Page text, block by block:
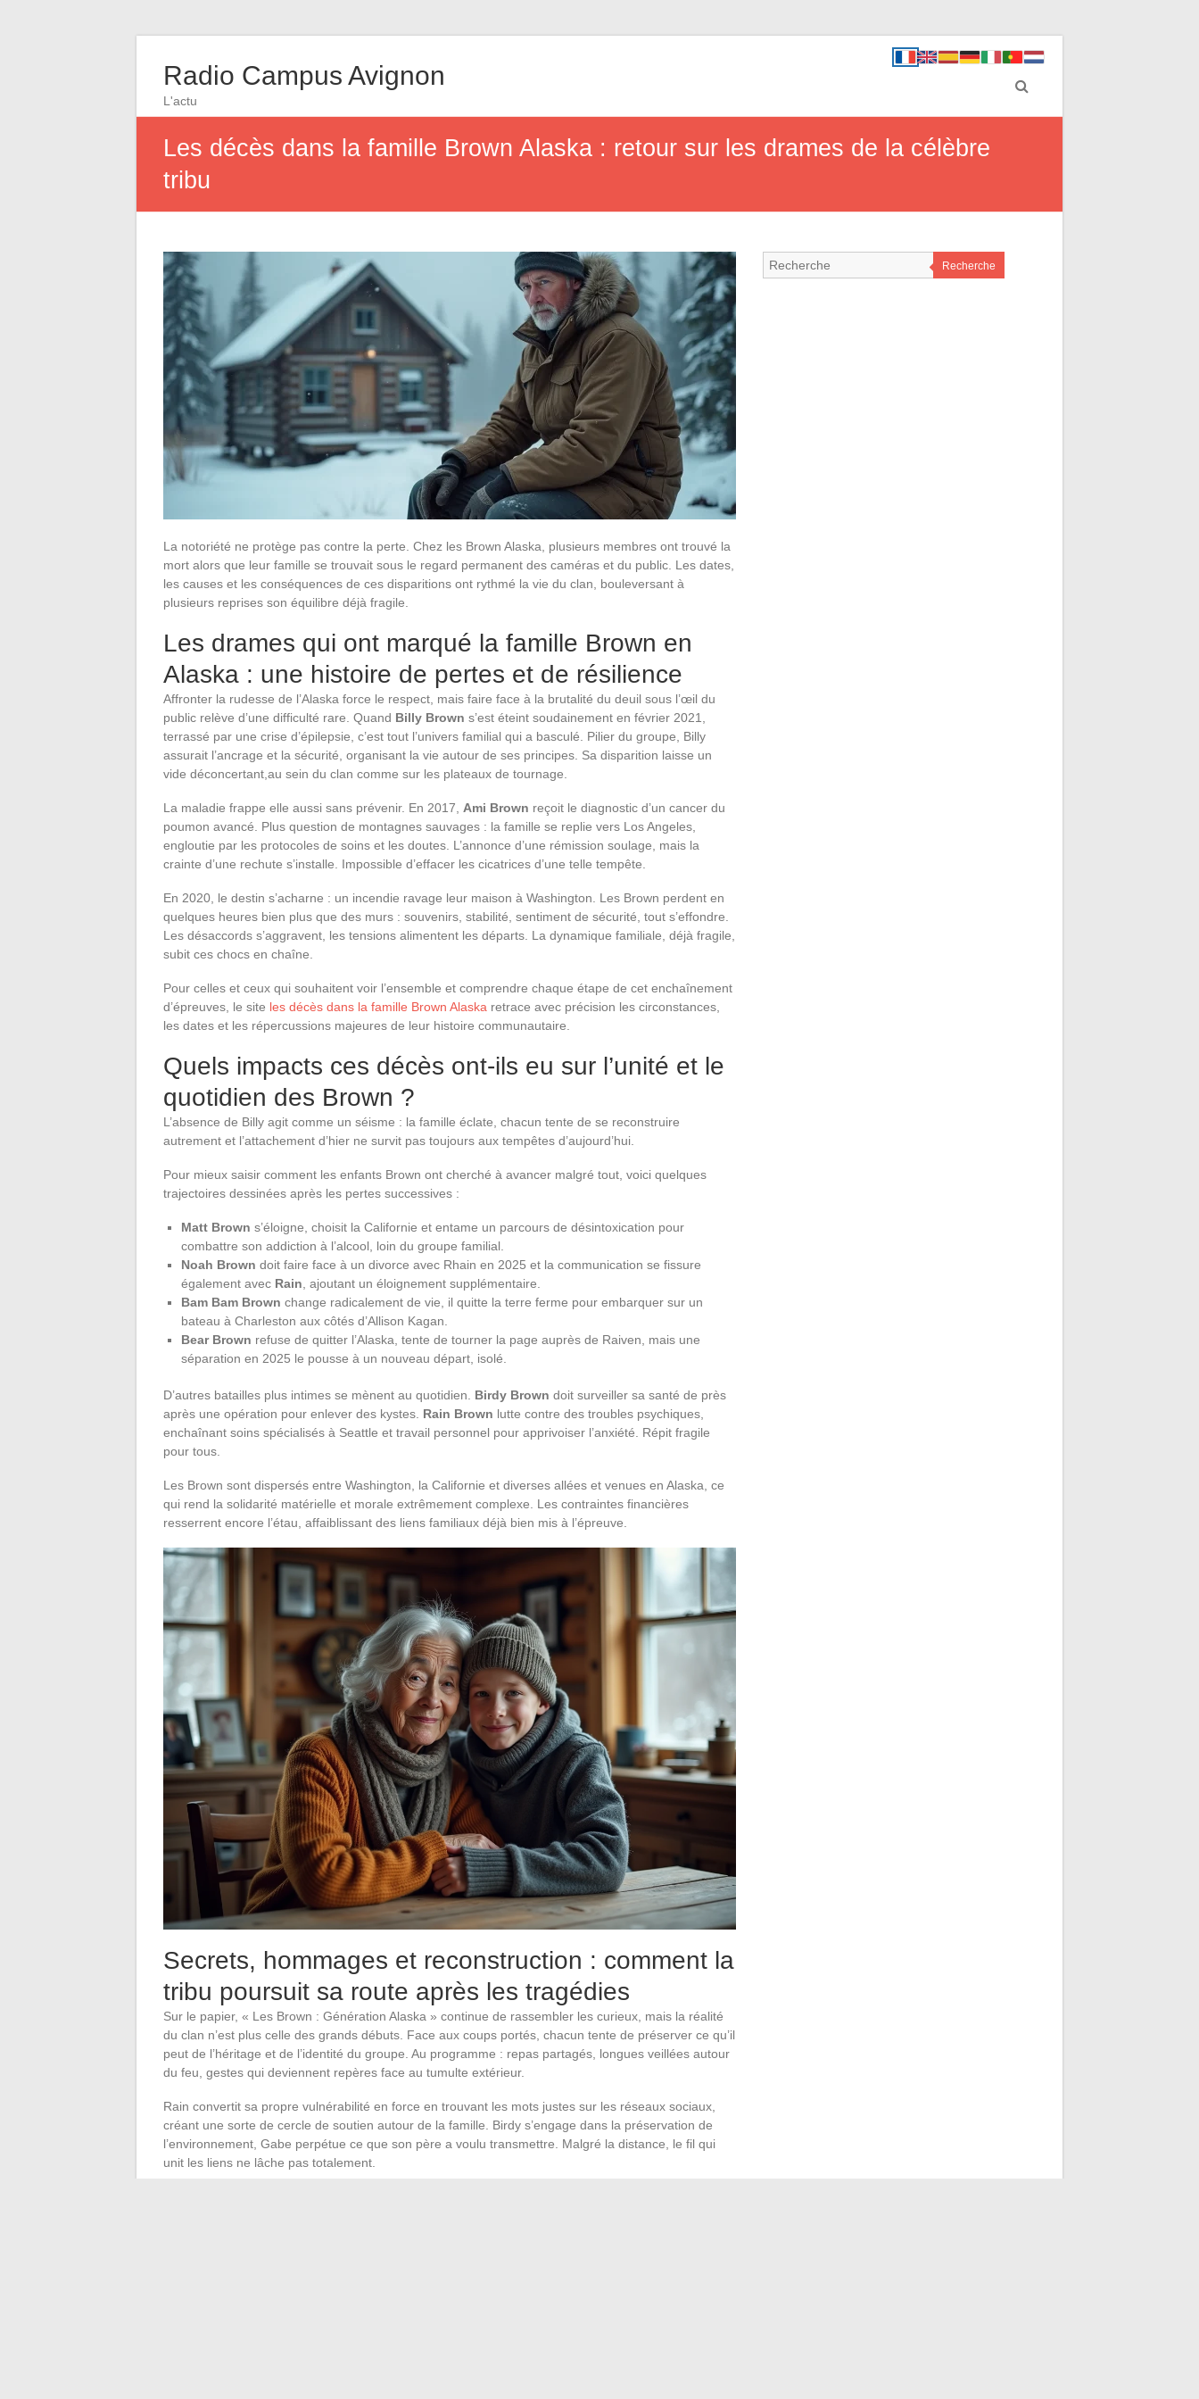
Radio Campus Avignon
L'actu
Les décès dans la famille Brown Alaska : retour sur les drames de la célèbre
tribu
La notoriété ne protège pas contre la perte. Chez les Brown Alaska, plusieurs membres ont trouvé la
mort alors que leur famille se trouvait sous le regard permanent des caméras et du public. Les dates,
les causes et les conséquences de ces disparitions ont rythmé la vie du clan, bouleversant à
plusieurs reprises son équilibre déjà fragile.
Les drames qui ont marqué la famille Brown en
Alaska : une histoire de pertes et de résilience
Affronter la rudesse de l’Alaska force le respect, mais faire face à la brutalité du deuil sous l’œil du
public relève d’une difficulté rare. Quand Billy Brown s’est éteint soudainement en février 2021,
terrassé par une crise d’épilepsie, c’est tout l’univers familial qui a basculé. Pilier du groupe, Billy
assurait l’ancrage et la sécurité, organisant la vie autour de ses principes. Sa disparition laisse un
vide déconcertant,au sein du clan comme sur les plateaux de tournage.
La maladie frappe elle aussi sans prévenir. En 2017, Ami Brown reçoit le diagnostic d’un cancer du
poumon avancé. Plus question de montagnes sauvages : la famille se replie vers Los Angeles,
engloutie par les protocoles de soins et les doutes. L’annonce d’une rémission soulage, mais la
crainte d’une rechute s’installe. Impossible d’effacer les cicatrices d’une telle tempête.
En 2020, le destin s’acharne : un incendie ravage leur maison à Washington. Les Brown perdent en
quelques heures bien plus que des murs : souvenirs, stabilité, sentiment de sécurité, tout s’effondre.
Les désaccords s’aggravent, les tensions alimentent les départs. La dynamique familiale, déjà fragile,
subit ces chocs en chaîne.
Pour celles et ceux qui souhaitent voir l’ensemble et comprendre chaque étape de cet enchaînement
d’épreuves, le site les décès dans la famille Brown Alaska retrace avec précision les circonstances,
les dates et les répercussions majeures de leur histoire communautaire.
Quels impacts ces décès ont-ils eu sur l’unité et le
quotidien des Brown ?
L’absence de Billy agit comme un séisme : la famille éclate, chacun tente de se reconstruire
autrement et l’attachement d’hier ne survit pas toujours aux tempêtes d’aujourd’hui.
Pour mieux saisir comment les enfants Brown ont cherché à avancer malgré tout, voici quelques
trajectoires dessinées après les pertes successives :
Matt Brown s’éloigne, choisit la Californie et entame un parcours de désintoxication pour
combattre son addiction à l’alcool, loin du groupe familial.
Noah Brown doit faire face à un divorce avec Rhain en 2025 et la communication se fissure
également avec Rain , ajoutant un éloignement supplémentaire.
Bam Bam Brown change radicalement de vie, il quitte la terre ferme pour embarquer sur un
bateau à Charleston aux côtés d’Allison Kagan.
Bear Brown refuse de quitter l’Alaska, tente de tourner la page auprès de Raiven, mais une
séparation en 2025 le pousse à un nouveau départ, isolé.
D’autres batailles plus intimes se mènent au quotidien. Birdy Brown doit surveiller sa santé de près
après une opération pour enlever des kystes. Rain Brown lutte contre des troubles psychiques,
enchaînant soins spécialisés à Seattle et travail personnel pour apprivoiser l’anxiété. Répit fragile
pour tous.
Les Brown sont dispersés entre Washington, la Californie et diverses allées et venues en Alaska, ce
qui rend la solidarité matérielle et morale extrêmement complexe. Les contraintes financières
resserrent encore l’étau, affaiblissant des liens familiaux déjà bien mis à l’épreuve.
Secrets, hommages et reconstruction : comment la
tribu poursuit sa route après les tragédies
Sur le papier, « Les Brown : Génération Alaska » continue de rassembler les curieux, mais la réalité
du clan n’est plus celle des grands débuts. Face aux coups portés, chacun tente de préserver ce qu’il
peut de l’héritage et de l’identité du groupe. Au programme : repas partagés, longues veillées autour
du feu, gestes qui deviennent repères face au tumulte extérieur.
Rain convertit sa propre vulnérabilité en force en trouvant les mots justes sur les réseaux sociaux,
créant une sorte de cercle de soutien autour de la famille. Birdy s’engage dans la préservation de
l’environnement, Gabe perpétue ce que son père a voulu transmettre. Malgré la distance, le fil qui
unit les liens ne lâche pas totalement.
Recherche